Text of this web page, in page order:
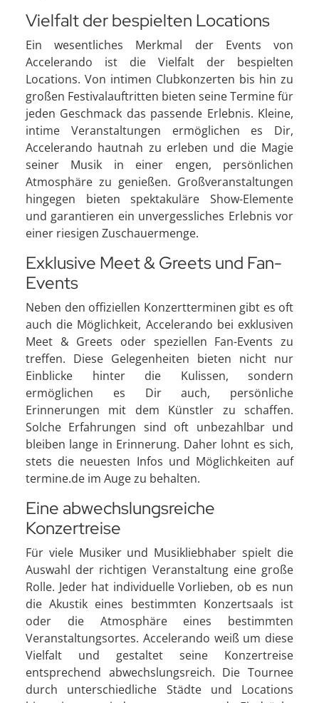
Vielfalt der bespielten Locations
Ein wesentliches Merkmal der Events von
Accelerando ist die Vielfalt der bespielten
Locations. Von intimen Clubkonzerten bis hin zu
großen Festivalauftritten bieten seine Termine für
jeden Geschmack das passende Erlebnis. Kleine,
intime Veranstaltungen ermöglichen es Dir,
Accelerando hautnah zu erleben und die Magie
seiner Musik in einer engen, persönlichen
Atmosphäre zu genießen. Großveranstaltungen
hingegen bieten spektakuläre Show-Elemente
und garantieren ein unvergessliches Erlebnis vor
einer riesigen Zuschauermenge.
Exklusive Meet & Greets und Fan-
Events
Neben den offiziellen Konzertterminen gibt es oft
auch die Möglichkeit, Accelerando bei exklusiven
Meet & Greets oder speziellen Fan-Events zu
treffen. Diese Gelegenheiten bieten nicht nur
Einblicke hinter die Kulissen, sondern
ermöglichen es Dir auch, persönliche
Erinnerungen mit dem Künstler zu schaffen.
Solche Erfahrungen sind oft unbezahlbar und
bleiben lange in Erinnerung. Daher lohnt es sich,
stets die neuesten Infos und Möglichkeiten auf
termine.de im Auge zu behalten.
Eine abwechslungsreiche
Konzertreise
Für viele Musiker und Musikliebhaber spielt die
Auswahl der richtigen Veranstaltung eine große
Rolle. Jeder hat individuelle Vorlieben, ob es nun
die Akustik eines bestimmten Konzertsaals ist
oder die Atmosphäre eines bestimmten
Veranstaltungsortes. Accelerando weiß um diese
Vielfalt und gestaltet seine Konzertreise
entsprechend abwechslungsreich. Die Tournee
durch unterschiedliche Städte und Locations